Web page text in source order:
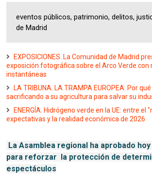
eventos públicos, patrimonio, delitos,
de Madrid
EXPOSICIONES. La Comunidad de Madrid
exposición fotográfica sobre el Arco Verde con
instantáneas
LA TRIBUNA. LA TRAMPA EUROPEA: Por
sacrificando a su agricultura para salvar su
ENERGÍA. Hidrógeno verde en la UE: entre el
expectativas y la realidad económica de 2026
La Asamblea regional ha aprobado
para reforzar la protección de
espectáculos